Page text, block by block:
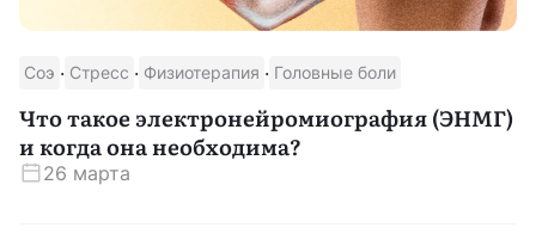
Соэ · Стресс · Физиотерапия · Головные боли
Что такое электронейромиография (ЭНМГ)
и когда она необходима?
26 марта